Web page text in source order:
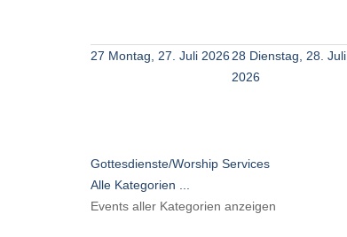
27 Montag, 27. Juli 202628 Dienstag, 28. Juli
2026
Gottesdienste/Worship Services
Alle Kategorien ...
Events aller Kategorien anzeigen